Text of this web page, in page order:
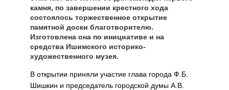
камня, по завершении крестного хода
состоялось торжественное открытие
памятной доски благотворителю.
Изготовлена она по инициативе и на
средства Ишимского историко-
художественного музея.
В открытии приняли участие глава города Ф.Б.
Шишкин и председатель городской думы А.В.